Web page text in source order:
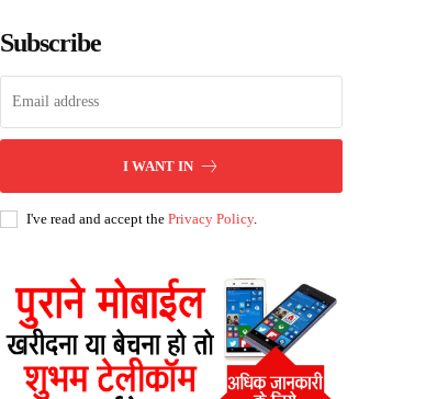
Subscribe
I WANT IN
I've read and accept thePrivacy Policy.